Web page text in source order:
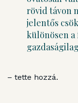
rövid távon
jelentős
különösen a
– tette hozzá.